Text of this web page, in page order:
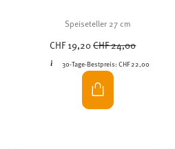
Speiseteller 27 cm
CHF 19,20Price reduced from
CHF 24,00
30-Tage-Bestpreis: CHF 22,00